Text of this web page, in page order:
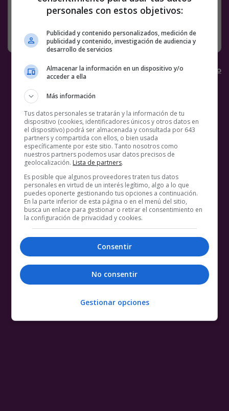
Los mejoreschollosenChollometro
personales con estos objetivos:
Publicidad y contenido personalizados, medición de
publicidad y contenido, investigación de audiencia y
desarrollo de servicios
Almacenar la información en un dispositivo y/o
acceder a ella
Más información
Tus datos personales se tratarán y la información de tu
dispositivo (cookies, identificadores únicos y otros datos en
el dispositivo) podrá ser almacenada y consultada por 643
partners y compartida con ellos, o bien usada
específicamente por este sitio. Tanto nosotros como
nuestros partners podemos usar datos precisos de
geolocalización. Lista de partners.
Es posible que algunos proveedores traten tus datos
personales en virtud de un interés legítimo, algo a lo que
puedes oponerte gestionando tus opciones a continuación.
En la parte inferior de esta página o en el menú del sitio,
busca un enlace para gestionar o retirar el consentimiento en
la configuración de privacidad y cookies.
Consentir
No consentir
Gestionar opciones